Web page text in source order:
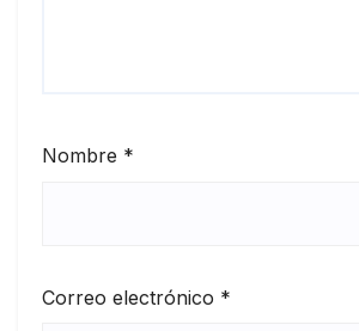
Nombre *
Correo electrónico *